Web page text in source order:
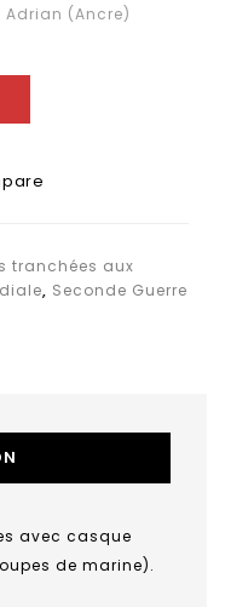
Adrian (Ancre)
tranchées aux
, Seconde Guerre
avec casque
de marine).